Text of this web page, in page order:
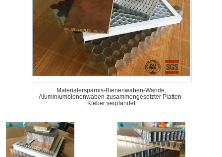
Materialersparnis-Bienenwaben-Wände,
Aluminiumbienenwaben-zusammengesetzter Platten-
Kleber verpfändet